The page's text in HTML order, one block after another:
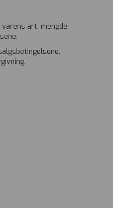
art, mengde,